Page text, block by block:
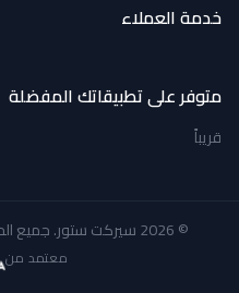
خدمة العملاء
متوفر على تطبيقاتك المفضلة
قريباً
© 2026 سيركت ستور. جميع الحقوق محفوظة.
معتمد من